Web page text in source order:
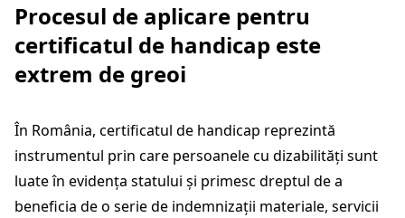
Procesul de aplicare pentru
certificatul de handicap este
extrem de greoi
În România, certificatul de handicap reprezintă
instrumentul prin care persoanele cu dizabilități sunt
luate în evidența statului și primesc dreptul de a
beneficia de o serie de indemnizații materiale, servicii